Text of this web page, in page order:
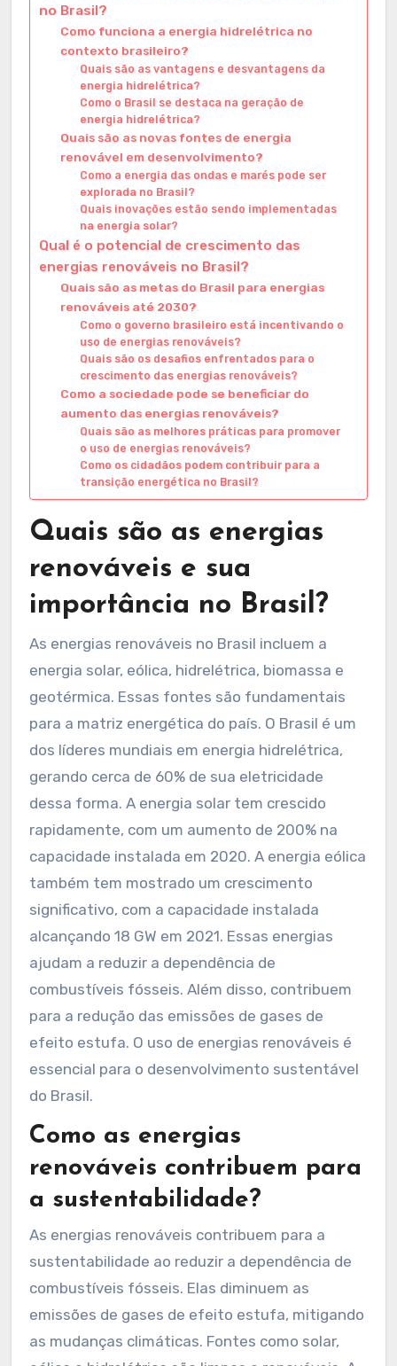
no Brasil?
Como funciona a energia hidrelétrica no
contexto brasileiro?
Quais são as vantagens e desvantagens da
energia hidrelétrica?
Como o Brasil se destaca na geração de
energia hidrelétrica?
Quais são as novas fontes de energia
renovável em desenvolvimento?
Como a energia das ondas e marés pode ser
explorada no Brasil?
Quais inovações estão sendo implementadas
na energia solar?
Qual é o potencial de crescimento das
energias renováveis no Brasil?
Quais são as metas do Brasil para energias
renováveis até 2030?
Como o governo brasileiro está incentivando o
uso de energias renováveis?
Quais são os desafios enfrentados para o
crescimento das energias renováveis?
Como a sociedade pode se beneficiar do
aumento das energias renováveis?
Quais são as melhores práticas para promover
o uso de energias renováveis?
Como os cidadãos podem contribuir para a
transição energética no Brasil?
Quais são as energias
renováveis e sua
importância no Brasil?
As energias renováveis no Brasil incluem a
energia solar, eólica, hidrelétrica, biomassa e
geotérmica. Essas fontes são fundamentais
para a matriz energética do país. O Brasil é um
dos líderes mundiais em energia hidrelétrica,
gerando cerca de 60% de sua eletricidade
dessa forma. A energia solar tem crescido
rapidamente, com um aumento de 200% na
capacidade instalada em 2020. A energia eólica
também tem mostrado um crescimento
significativo, com a capacidade instalada
alcançando 18 GW em 2021. Essas energias
ajudam a reduzir a dependência de
combustíveis fósseis. Além disso, contribuem
para a redução das emissões de gases de
efeito estufa. O uso de energias renováveis é
essencial para o desenvolvimento sustentável
do Brasil.
Como as energias
renováveis contribuem para
a sustentabilidade?
As energias renováveis contribuem para a
sustentabilidade ao reduzir a dependência de
combustíveis fósseis. Elas diminuem as
emissões de gases de efeito estufa, mitigando
as mudanças climáticas. Fontes como solar,